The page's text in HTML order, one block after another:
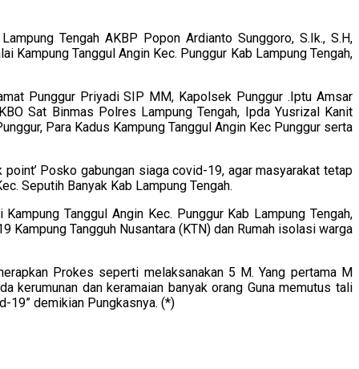
Tengah AKBP Popon Ardianto Sunggoro, S.Ik., S.H,
Kampung Tanggul Angin Kec. Punggur Kab Lampung Tengah,
Punggur Priyadi SIP MM, Kapolsek Punggur .Iptu Amsar
Sat Binmas Polres Lampung Tengah, Ipda Yusrizal Kanit
Para Kadus Kampung Tanggul Angin Kec Punggur serta
Posko gabungan siaga covid-19, agar masyarakat tetap
Seputih Banyak Kab Lampung Tengah.
Tanggul Angin Kec. Punggur Kab Lampung Tengah,
Kampung Tangguh Nusantara (KTN) dan Rumah isolasi warga
Prokes seperti melaksanakan 5 M. Yang pertama M
kerumunan dan keramaian banyak orang Guna memutus tali
19” demikian Pungkasnya. (*)